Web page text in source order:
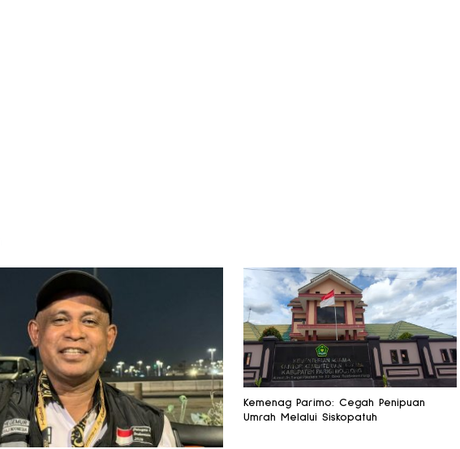
Kemenag Parimo: Cegah Penipuan
Umrah Melalui Siskopatuh